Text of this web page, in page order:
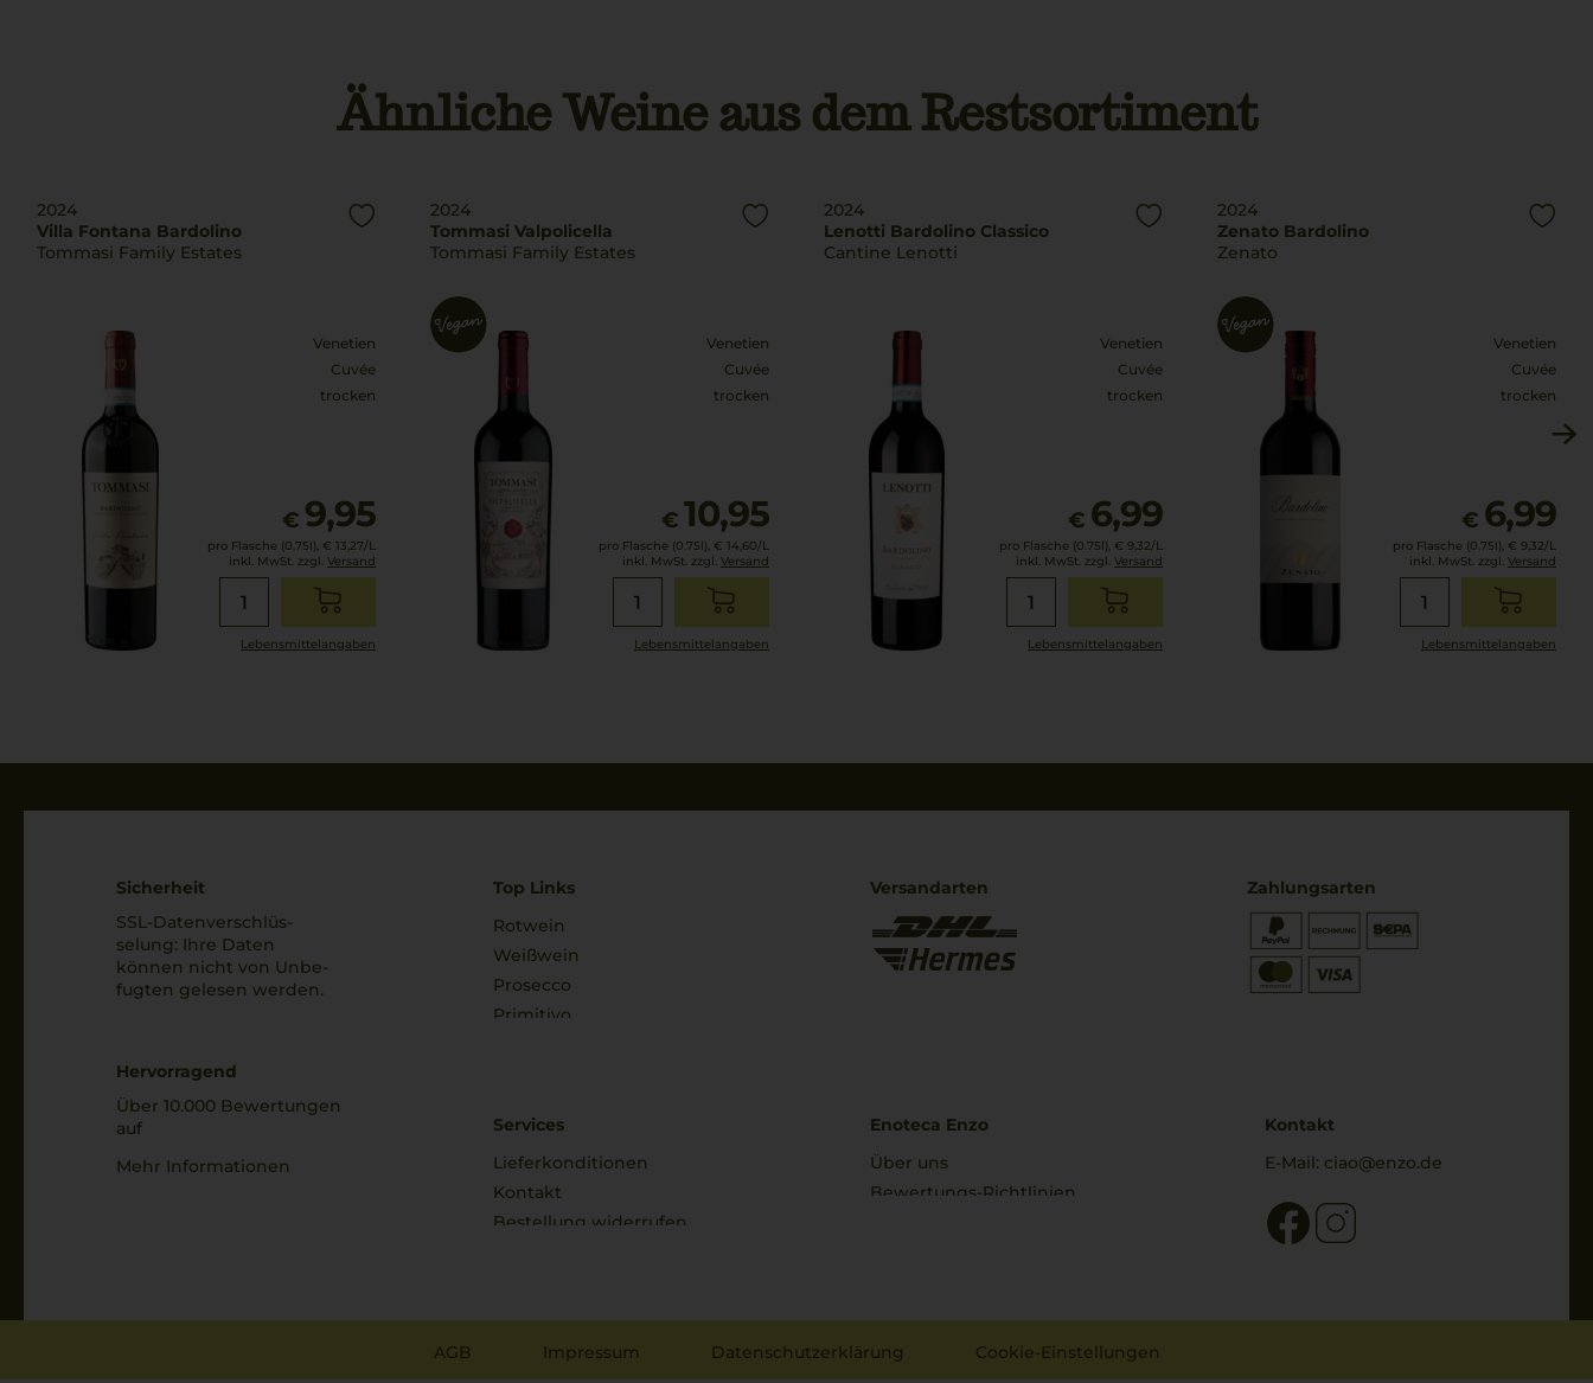
Ähnliche Weine aus dem Restsortiment
2024
Villa Fontana Bardolino
Tommasi Family Estates
Venetien
Cuvée
trocken
€ 9,95
pro Flasche (0.75l), € 13,27/L
inkl. MwSt. zzgl. Versand
Lebensmittel­angaben
2024
Tommasi Valpolicella
Tommasi Family Estates
Venetien
Cuvée
trocken
€ 10,95
pro Flasche (0.75l), € 14,60/L
inkl. MwSt. zzgl. Versand
Lebensmittel­angaben
2024
Lenotti Bardolino Classico
Cantine Lenotti
Venetien
Cuvée
trocken
€ 6,99
pro Flasche (0.75l), € 9,32/L
inkl. MwSt. zzgl. Versand
Lebensmittel­angaben
2024
Zenato Bardolino
Zenato
Venetien
Cuvée
trocken
€ 6,99
pro Flasche (0.75l), € 9,32/L
inkl. MwSt. zzgl. Versand
Lebensmittel­angaben
Sicherheit
SSL-Daten­verschlüs­
selung: Ihre Daten
können nicht von Unbe­
fugten gelesen werden.
Hervorragend
Über 10.000 Bewertungen
auf
Mehr Informationen
Top Links
Rotwein
Weißwein
Prosecco
Primitivo
Services
Lieferkonditionen
Kontakt
Bestellung widerrufen
Versandarten
Enoteca Enzo
Über uns
Bewertungs-Richtlinien
Zahlungsarten
Kontakt
E-Mail: ciao@enzo.de
AGB Impressum Datenschutzerklärung Cookie-Einstellungen